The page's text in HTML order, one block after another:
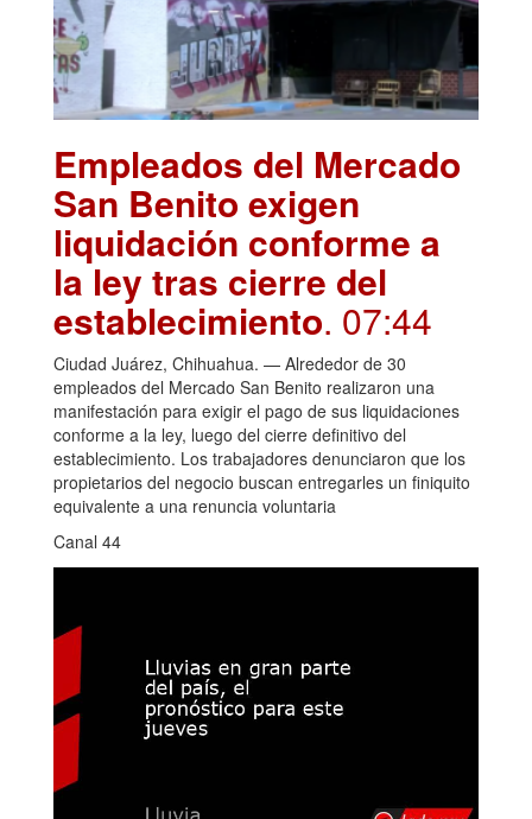
Empleados del Mercado
San Benito exigen
liquidación conforme a
la ley tras cierre del
establecimiento. 07:44
Ciudad Juárez, Chihuahua. — Alrededor de 30
empleados del Mercado San Benito realizaron una
manifestación para exigir el pago de sus liquidaciones
conforme a la ley, luego del cierre definitivo del
establecimiento. Los trabajadores denunciaron que los
propietarios del negocio buscan entregarles un finiquito
equivalente a una renuncia voluntaria
Canal 44